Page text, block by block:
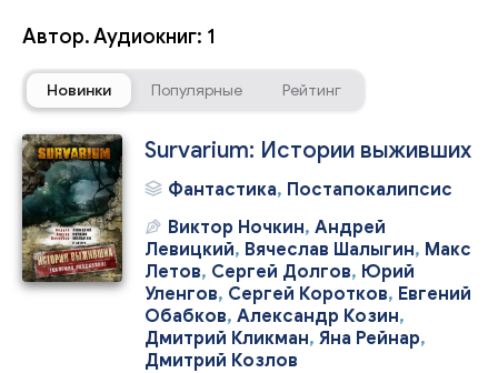
Автор. Аудиокниг: 1
Новинки Популярные Рейтинг
Survarium: Истории выживших
Фантастика, Постапокалипсис
Виктор Ночкин, Андрей
Левицкий, Вячеслав Шалыгин, Макс
Летов, Сергей Долгов, Юрий
Уленгов, Сергей Коротков, Евгений
Обабков, Александр Козин,
Дмитрий Кликман, Яна Рейнар,
Дмитрий Козлов